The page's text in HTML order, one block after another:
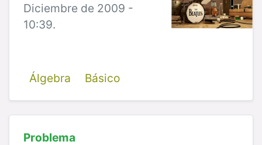
Diciembre de 2009 -
10:39.
Álgebra Básico
Problema